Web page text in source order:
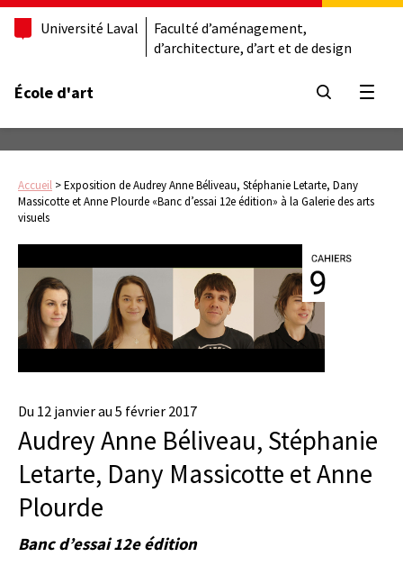
Université Laval
Faculté d’aménagement,
d’architecture, d’art et de design
École d'art
Accueil >Exposition de Audrey Anne Béliveau, Stéphanie Letarte, Dany
Massicotte et Anne Plourde «Banc d’essai 12e édition» à la Galerie des arts
visuels
Du 12 janvier au 5 février 2017
Audrey Anne Béliveau, Stéphanie
Letarte, Dany Massicotte et Anne
Plourde
Banc d’essai 12e édition